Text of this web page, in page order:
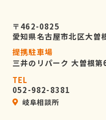
〒462-0825
愛知県名古屋市北区大
提携駐車場
三井のリパーク 大曽根第
TEL
052-982-8381
岐阜相談所